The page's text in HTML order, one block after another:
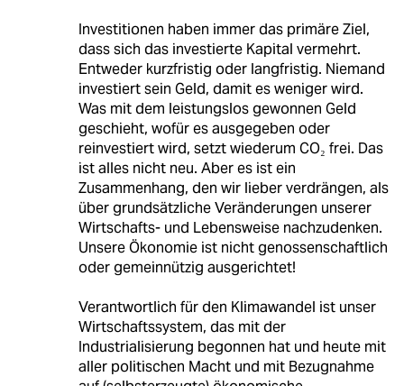
Investitionen haben immer das primäre Ziel,
dass sich das investierte Kapital vermehrt.
Entweder kurzfristig oder langfristig. Niemand
investiert sein Geld, damit es weniger wird.
Was mit dem leistungslos gewonnen Geld
geschieht, wofür es ausgegeben oder
reinvestiert wird, setzt wiederum CO₂ frei. Das
ist alles nicht neu. Aber es ist ein
Zusammenhang, den wir lieber verdrängen, als
über grundsätzliche Veränderungen unserer
Wirtschafts- und Lebensweise nachzudenken.
Unsere Ökonomie ist nicht genossenschaftlich
oder gemeinnützig ausgerichtet!
Verantwortlich für den Klimawandel ist unser
Wirtschaftssystem, das mit der
Industrialisierung begonnen hat und heute mit
aller politischen Macht und mit Bezugnahme